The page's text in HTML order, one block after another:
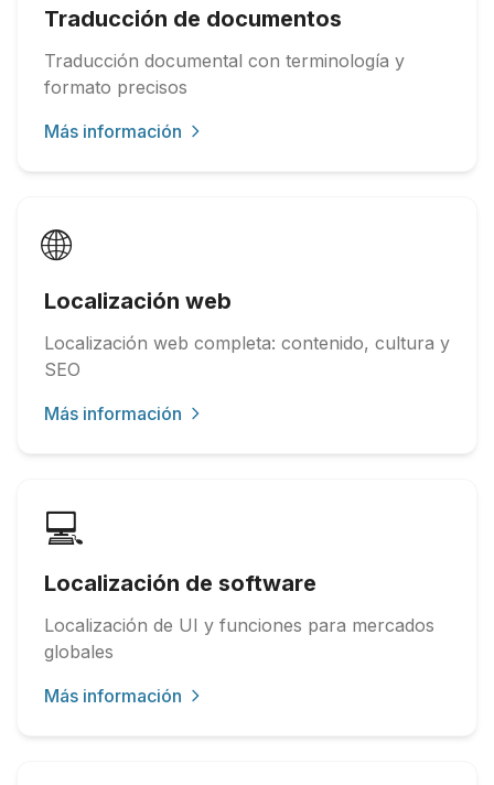
Traducción de documentos
Traducción documental con terminología y
formato precisos
Más información
🌐
Localización web
Localización web completa: contenido, cultura y
SEO
Más información
💻
Localización de software
Localización de UI y funciones para mercados
globales
Más información